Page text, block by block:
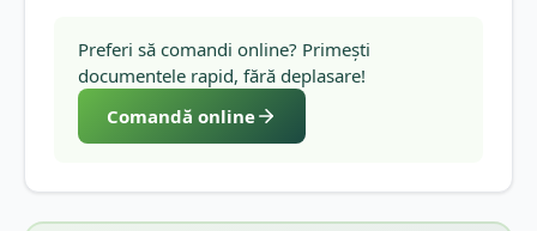
Preferi să comandi online? Primești
documentele rapid, fără deplasare!
Comandă online